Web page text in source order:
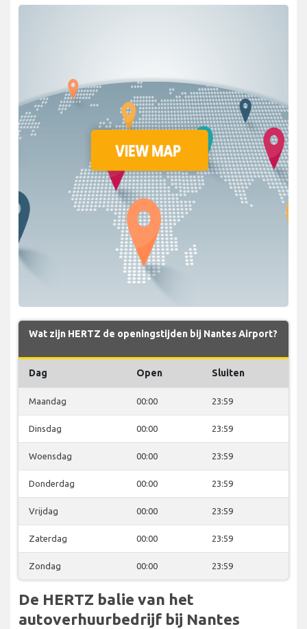
Wat zijn HERTZ de openingstijden bij Nantes Airport?
Dag Open Sluiten
Maandag 00:00 23:59
Dinsdag 00:00 23:59
Woensdag 00:00 23:59
Donderdag 00:00 23:59
Vrijdag 00:00 23:59
Zaterdag 00:00 23:59
Zondag 00:00 23:59
De HERTZ balie van het
autoverhuurbedrijf bij Nantes